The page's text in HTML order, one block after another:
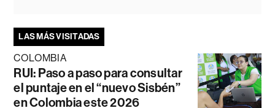
LAS MÁS VISITADAS
COLOMBIA
RUI: Paso a paso para consultar
el puntaje en el “nuevo Sisbén”
en Colombia este 2026